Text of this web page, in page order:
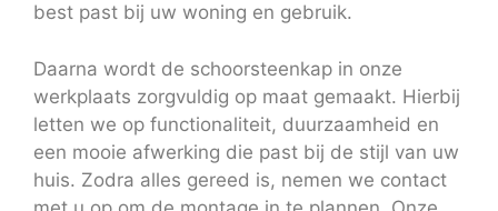
best past bij uw woning en gebruik.
Daarna wordt de schoorsteenkap in onze
werkplaats zorgvuldig op maat gemaakt. Hierbij
letten we op functionaliteit, duurzaamheid en
een mooie afwerking die past bij de stijl van uw
huis. Zodra alles gereed is, nemen we contact